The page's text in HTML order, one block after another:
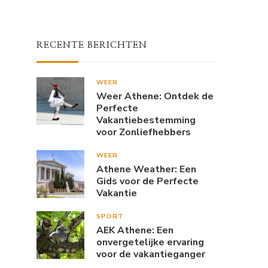
RECENTE BERICHTEN
WEER
Weer Athene: Ontdek de
Perfecte
Vakantiebestemming
voor Zonliefhebbers
WEER
Athene Weather: Een
Gids voor de Perfecte
Vakantie
SPORT
AEK Athene: Een
onvergetelijke ervaring
voor de vakantieganger